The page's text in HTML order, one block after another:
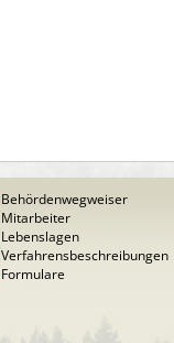
Behördenwegweiser
Mitarbeiter
Lebenslagen
Verfahrensbeschreibungen
Formulare